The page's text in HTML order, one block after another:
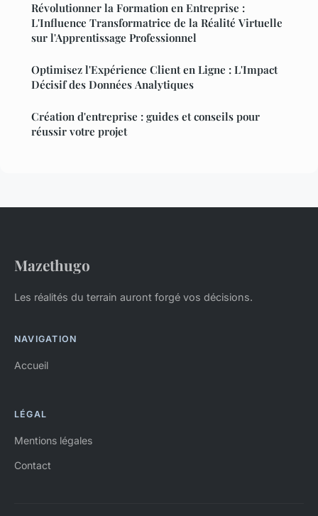
Révolutionner la Formation en Entreprise :
L'Influence Transformatrice de la Réalité Virtuelle
sur l'Apprentissage Professionnel
Optimisez l'Expérience Client en Ligne : L'Impact
Décisif des Données Analytiques
Création d'entreprise : guides et conseils pour
réussir votre projet
Mazethugo
Les réalités du terrain auront forgé vos décisions.
NAVIGATION
Accueil
LÉGAL
Mentions légales
Contact